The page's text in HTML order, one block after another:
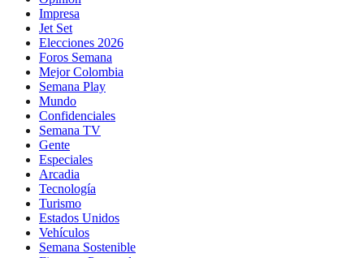
Impresa
Jet Set
Elecciones 2026
Foros Semana
Mejor Colombia
Semana Play
Mundo
Confidenciales
Semana TV
Gente
Especiales
Arcadia
Tecnología
Turismo
Estados Unidos
Vehículos
Semana Sostenible